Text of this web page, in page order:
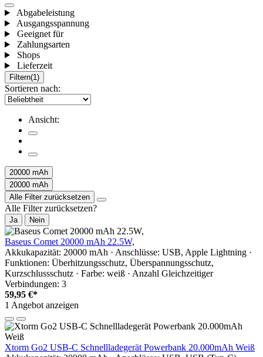
Abgabeleistung
Ausgangsspannung
Geeignet für
Zahlungsarten
Shops
Lieferzeit
Filtern(1)
Sortieren nach:
Ansicht:
20000 mAh
20000 mAh
Alle Filter zurücksetzen
Alle Filter zurücksetzen?
Ja Nein
Baseus Comet 20000 mAh 22.5W,
Akkukapazität: 20000 mAh · Anschlüsse: USB, Apple Lightning ·
Funktionen: Überhitzungsschutz, Überspannungsschutz,
Kurzschlussschutz · Farbe: weiß · Anzahl Gleichzeitiger
Verbindungen: 3
59,95 €*
1 Angebot anzeigen
Xtorm Go2 USB-C Schnellladegerät Powerbank 20.000mAh Weiß